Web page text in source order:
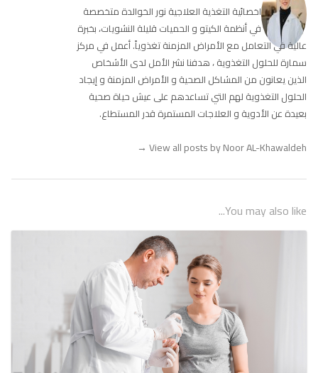
اخصائية التغذية العلاجية نور الخوالدة متخصصة
في أنظمة الكيتو و الحميات قليلة النشويات، بخبرة
عالية في التعامل مع الأمراض المزمنة تغذوياً. أعمل في مركز
سمارة للحلول التغذوية ، هدفنا نشر الأمل لدى الأشخاص
الذين يعانون من المشاكل الصحية و الأمراض المزمنة و إيجاد
الحلول التغذوية لهم التي تساعدهم على عيش حياة صحية
بعيدة عن الأدوية و العلاجات المستمرة قدر المستطاع.
View all posts by Noor AL-Khawaldeh
→
You may also like...